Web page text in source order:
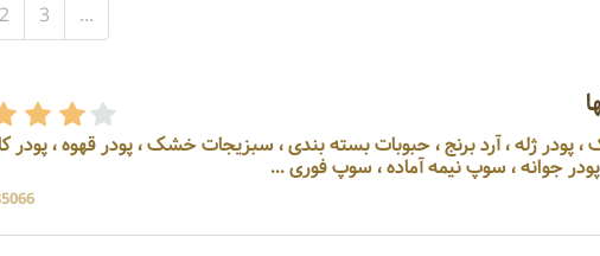
2 3 ...
، پودر ژله ، آرد برنج ، حبوبات بسته بندی ، سبزیجات خشک ، پودر قهوه ، پودر
جوانه ، سوپ نیمه آماده ، سوپ فوری ...
35066